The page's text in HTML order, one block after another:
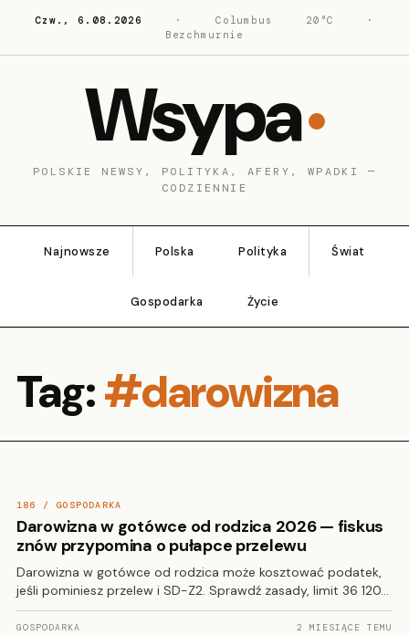
Czw., 6.08.2026 · Columbus 20°C
·
Bezchmurnie
Wsypa
POLSKIE NEWSY, POLITYKA, AFERY, WPADKI —
CODZIENNIE
Najnowsze Polska Polityka Świat
Gospodarka Życie
Tag:#darowizna
186 / GOSPODARKA
Darowizna w gotówce od rodzica 2026 — fiskus
znów przypomina o pułapce przelewu
Darowizna w gotówce od rodzica może kosztować podatek,
jeśli pominiesz przelew i SD-Z2. Sprawdź zasady, limit 36 120…
GOSPODARKA 2 MIESIĄCE TEMU